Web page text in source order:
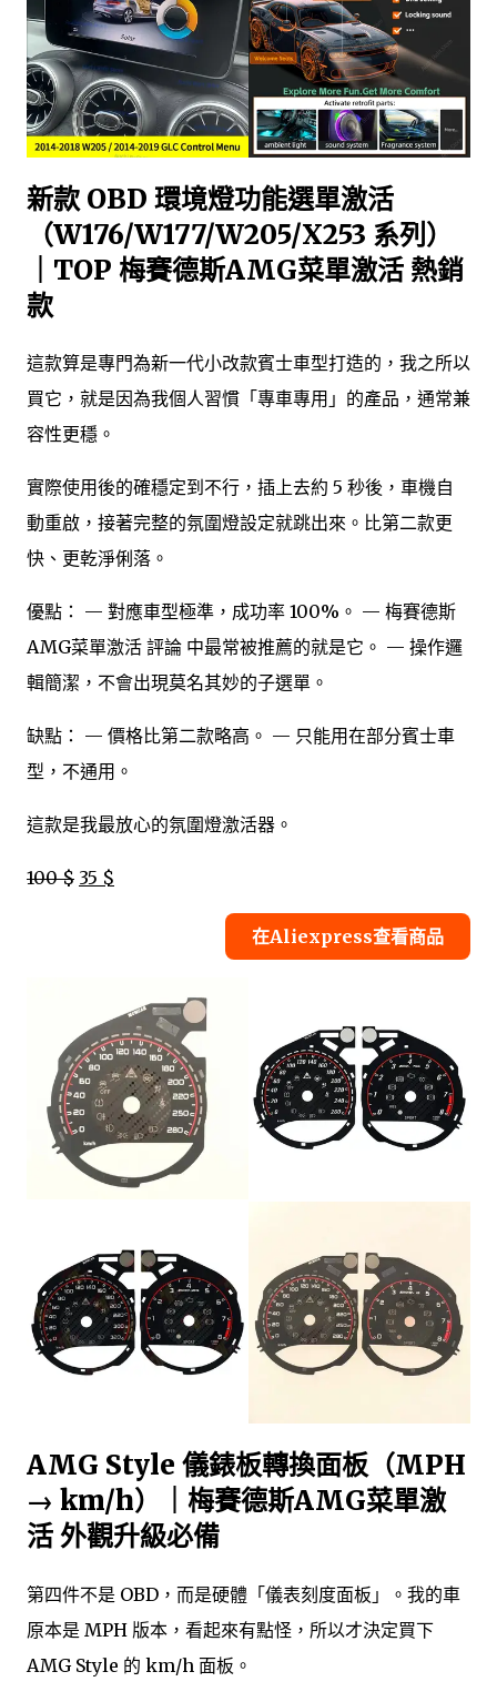
新款 OBD 環境燈功能選單激活
（W176/W177/W205/X253 系列）
｜TOP 梅賽德斯AMG菜單激活 熱銷
款
這款算是專門為新一代小改款賓士車型打造的，我之所以
買它，就是因為我個人習慣「專車專用」的產品，通常兼
容性更穩。
實際使用後的確穩定到不行，插上去約 5 秒後，車機自
動重啟，接著完整的氛圍燈設定就跳出來。比第二款更
快、更乾淨俐落。
優點： — 對應車型極準，成功率 100%。 — 梅賽德斯
AMG菜單激活 評論 中最常被推薦的就是它。 — 操作邏
輯簡潔，不會出現莫名其妙的子選單。
缺點： — 價格比第二款略高。 — 只能用在部分賓士車
型，不通用。
這款是我最放心的氛圍燈激活器。
100 $ 35 $
在Aliexpress查看商品
AMG Style 儀錶板轉換面板（MPH
→ km/h）｜梅賽德斯AMG菜單激
活 外觀升級必備
第四件不是 OBD，而是硬體「儀表刻度面板」。我的車
原本是 MPH 版本，看起來有點怪，所以才決定買下
AMG Style 的 km/h 面板。